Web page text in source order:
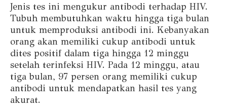
Jenis tes ini mengukur antibodi terhadap HIV.
Tubuh membutuhkan waktu hingga tiga bulan
untuk memproduksi antibodi ini. Kebanyakan
orang akan memiliki cukup antibodi untuk
dites positif dalam tiga hingga 12 minggu
setelah terinfeksi HIV. Pada 12 minggu, atau
tiga bulan, 97 persen orang memiliki cukup
antibodi untuk mendapatkan hasil tes yang
akurat.